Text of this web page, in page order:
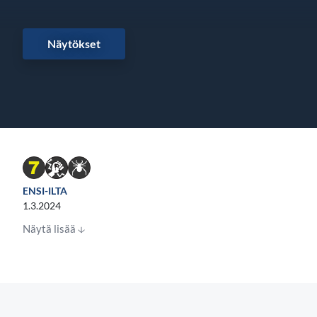
Näytökset
ENSI-ILTA
1.3.2024
Näytä lisää